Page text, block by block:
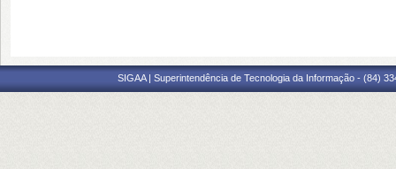
SIGAA | Superintendência de Tecnologia da Informação - (84)